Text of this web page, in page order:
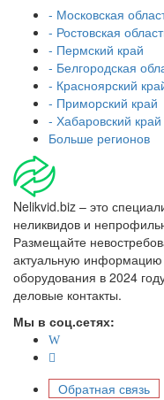
- Московская
- Ростовская
- Пермский край
- Белгородская
- Красноярский
- Приморский край
- Хабаровский край
Больше регионов
Nelikvid.biz – это
неликвидов и
Размещайте
актуальную информацию
оборудования в 2024
деловые контакты.
Мы в соц.сетях:
Обратная связь